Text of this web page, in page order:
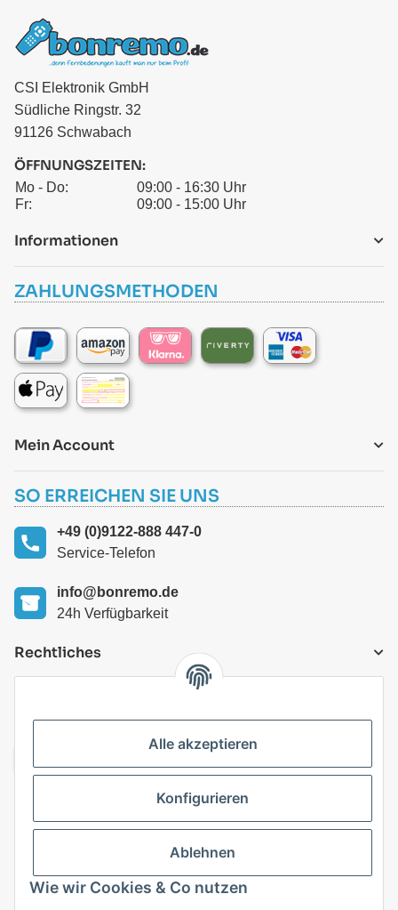
CSI Elektronik GmbH
Südliche Ringstr. 32
91126 Schwabach
ÖFFNUNGSZEITEN:
Mo - Do:
09:00 - 16:30 Uhr
Fr:
09:00 - 15:00 Uhr
Informationen
ZAHLUNGSMETHODEN
Mein Account
SO ERREICHEN SIE UNS
+49 (0)9122-888 447-0
Service-Telefon
info@bonremo.de
24h Verfügbarkeit
Rechtliches
Vertrag widerrufen
Alle akzeptieren
Konfigurieren
Ablehnen
Wie wir Cookies & Co nutzen